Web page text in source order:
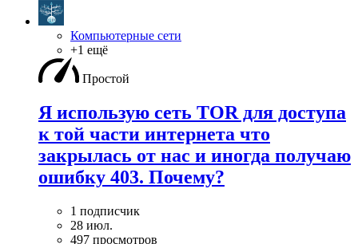
Компьютерные сети
+1 ещё
Простой
Я использую сеть TOR для доступа
к той части интернета что
закрылась от нас и иногда получаю
ошибку 403. Почему?
1 подписчик
28 июл.
497 просмотров